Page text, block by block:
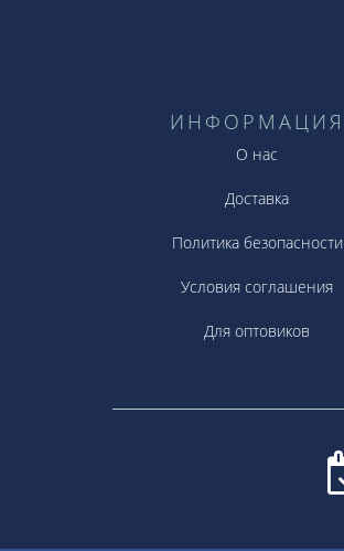
ИНФОРМАЦИЯ
О нас
Доставка
Политика безопасности
Условия соглашения
Для оптовиков